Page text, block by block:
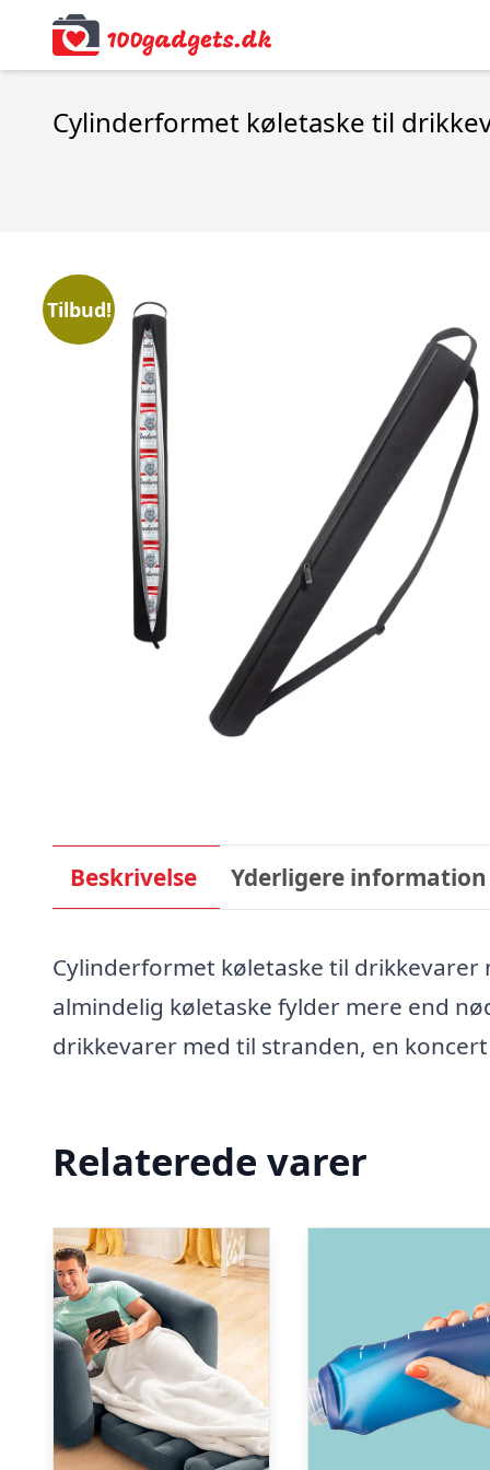
Cylinderformet køletaske til
Tilbud!
Beskrivelse Yderligere information
Cylinderformet køletaske til drikkevarer
almindelig køletaske fylder mere end
drikkevarer med til stranden, en
Relaterede varer